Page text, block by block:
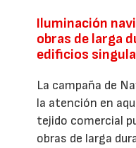
Iluminación
obras de larga
edificios
La campaña de
la atención en
tejido comercial
obras de larga